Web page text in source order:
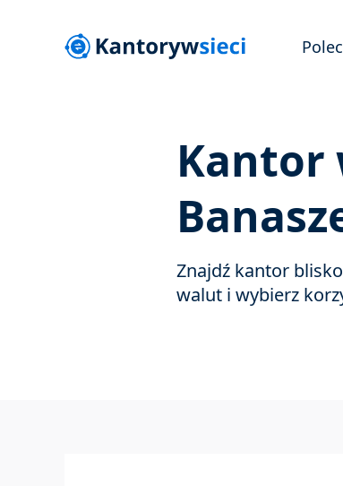
Kantor
Znajdź kantor
walut i wybierz